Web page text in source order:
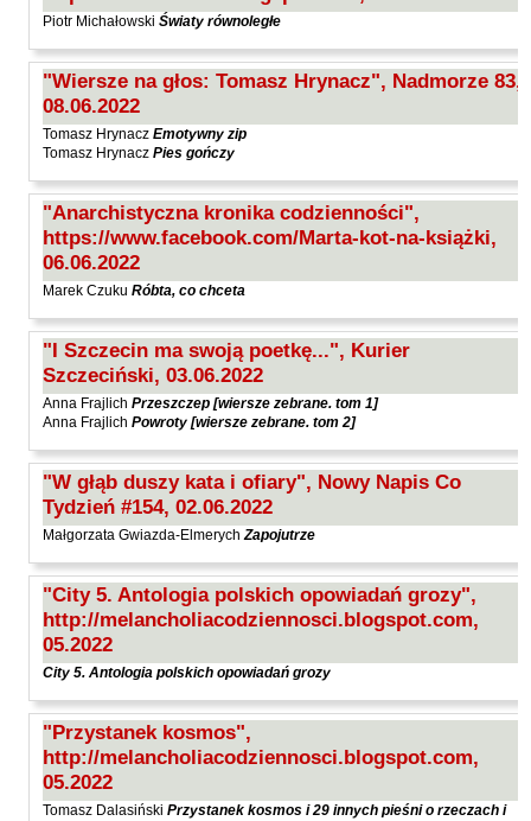
Piotr Michałowski Światy równoległe
"Wiersze na głos: Tomasz Hrynacz", Nadmorze 83,
08.06.2022
Tomasz Hrynacz Emotywny zip
Tomasz Hrynacz Pies gończy
"Anarchistyczna kronika codzienności",
https://www.facebook.com/Marta-kot-na-książki,
06.06.2022
Marek Czuku Róbta, co chceta
"I Szczecin ma swoją poetkę...", Kurier
Szczeciński, 03.06.2022
Anna Frajlich Przeszczep [wiersze zebrane. tom 1]
Anna Frajlich Powroty [wiersze zebrane. tom 2]
"W głąb duszy kata i ofiary", Nowy Napis Co
Tydzień #154, 02.06.2022
Małgorzata Gwiazda-ElmerychZapojutrze
"City 5. Antologia polskich opowiadań grozy",
http://melancholiacodziennosci.blogspot.com,
05.2022
City 5. Antologia polskich opowiadań grozy
"Przystanek kosmos",
http://melancholiacodziennosci.blogspot.com,
05.2022
Tomasz Dalasiński Przystanek kosmos i 29 innych pieśni o rzeczach i